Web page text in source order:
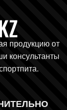
продукцию от
консультанты